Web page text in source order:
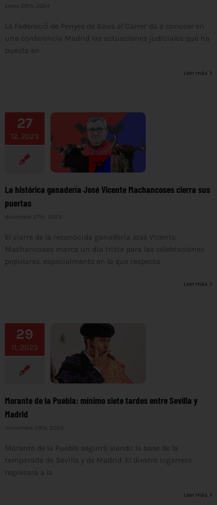
enero 29th, 2024
La Federació de Penyes de Bous al Carrer da a conocer en
una conferencia Madrid las actuaciones judiciales que ha
puesto en
Leer más
27
12, 2023
La histórica ganadería José Vicente Machancoses cierra sus
puertas
diciembre 27th, 2023
El cierre de la reconocida ganadería José Vicente
Machancoses marca un día triste para las celebraciones
populares, especialmente en lo que respecta
Leer más
29
11, 2023
Morante de la Puebla: mínimo siete tardes entre Sevilla y
Madrid
noviembre 29th, 2023
Morante de la Puebla seguirá siendo la base de la
temporada de Sevilla y de Madrid. El diestro cigarrero
regresará a la
Leer más